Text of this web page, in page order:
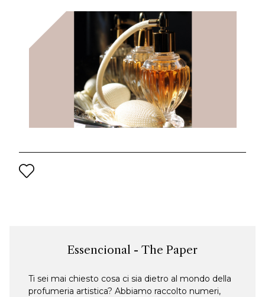
Essencional - The Paper
Ti sei mai chiesto cosa ci sia dietro al mondo della
profumeria artistica? Abbiamo raccolto numeri,